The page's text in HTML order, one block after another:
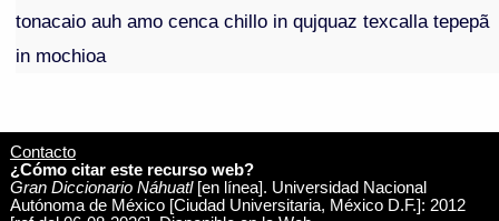
tonacaio auh amo cenca chillo in qujquaz texcalla tepepã
in mochioa
Contacto
¿Cómo citar este recurso web?
Gran Diccionario Náhuatl[en línea]. Universidad Nacional
Autónoma de México [Ciudad Universitaria, México D.F.]: 2012